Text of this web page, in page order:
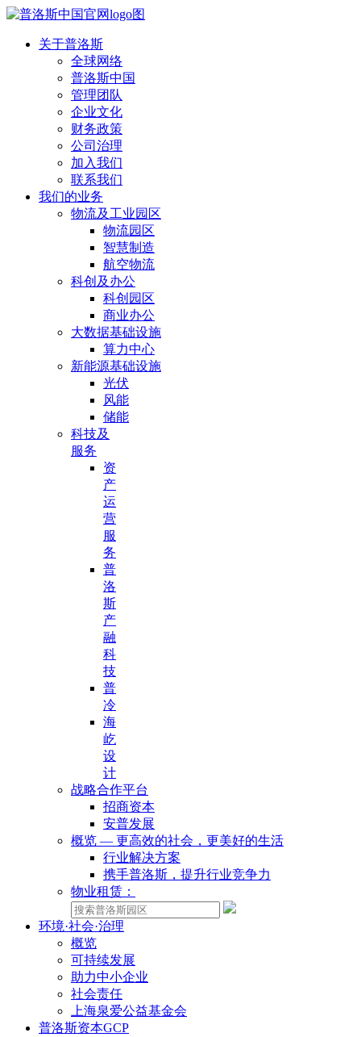
关于普洛斯
全球网络
普洛斯中国
管理团队
企业文化
财务政策
公司治理
加入我们
联系我们
我们的业务
物流及工业园区
物流园区
智慧制造
航空物流
科创及办公
科创园区
商业办公
大数据基础设施
算力中心
新能源基础设施
光伏
风能
储能
科技及
服务
资
产
运
营
服
务
普
洛
斯
产
融
科
技
普
冷
海
屹
设
计
战略合作平台
招商资本
安普发展
概览 — 更高效的社会，更美好的生活
行业解决方案
携手普洛斯，提升行业竞争力
物业租赁：
环境·社会·治理
概览
可持续发展
助力中小企业
社会责任
上海泉爱公益基金会
普洛斯资本GCP